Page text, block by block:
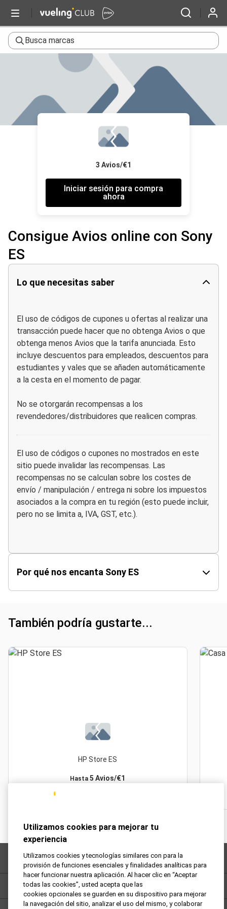
Busca marcas
3 Avios/€1
Iniciar sesión para compra
ahora
Consigue Avios online con Sony
ES
Lo que necesitas saber
El uso de códigos de cupones u ofertas al realizar una
transacción puede hacer que no obtenga Avios o que
obtenga menos Avios que la tarifa anunciada. Esto
incluye descuentos para empleados, descuentos para
estudiantes y vales que se añaden automáticamente
a la cesta en el momento de pagar.
No se otorgarán recompensas a los
revendedores/distribuidores que realicen compras.
El uso de códigos o cupones no mostrados en este
sitio puede invalidar las recompensas. Las
recompensas no se calculan sobre los costes de
envío / manipulación / entrega ni sobre los impuestos
asociados a la compra en tu región (esto puede incluir,
pero no se limita a, IVA, GST, etc.).
Por qué nos encanta Sony ES
También podría gustarte...
HP Store ES
Hasta 5 Avios/€1
Preguntas frecuentes
Política de privacidad
Utilizamos cookies para mejorar tu
experiencia
Utilizamos cookies y tecnologías similares con para la
provisión de funciones esenciales y finalidades analíticas para
hacer funcionar nuestra aplicación. Al hacer clic en “Aceptar
todas las cookies”, usted acepta que las
cookies opcionales se guarden en su dispositivo para mejorar
la navegación del sitio, analizar el uso del mismo, y colaborar